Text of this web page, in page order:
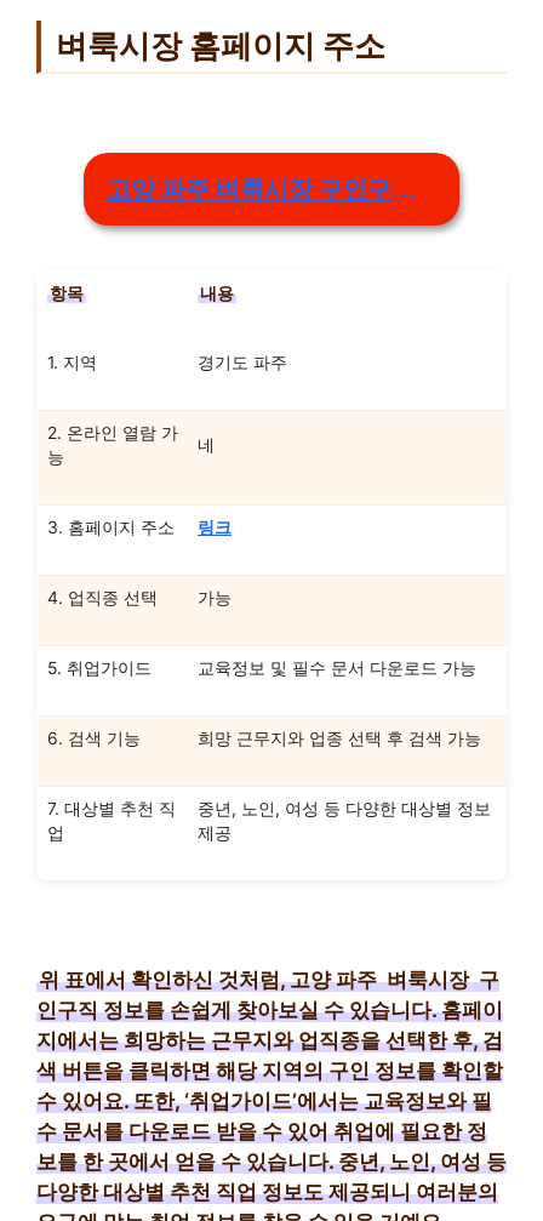
벼룩시장 홈페이지 주소
고양 파주 벼룩시장 구인구직 링크
항목 내용
1. 지역 경기도 파주
2. 온라인 열람 가
능
네
3. 홈페이지 주소 링크
4. 업직종 선택 가능
5. 취업가이드 교육정보 및 필수 문서 다운로드 가능
6. 검색 기능 희망 근무지와 업종 선택 후 검색 가능
7. 대상별 추천 직
업
중년, 노인, 여성 등 다양한 대상별 정보
제공
위 표에서 확인하신 것처럼, 고양 파주 벼룩시장 구
인구직 정보를 손쉽게 찾아보실 수 있습니다. 홈페이
지에서는 희망하는 근무지와 업직종을 선택한 후, 검
색 버튼을 클릭하면 해당 지역의 구인 정보를 확인할
수 있어요. 또한, ‘취업가이드’에서는 교육정보와 필
수 문서를 다운로드 받을 수 있어 취업에 필요한 정
보를 한 곳에서 얻을 수 있습니다. 중년, 노인, 여성 등
다양한 대상별 추천 직업 정보도 제공되니 여러분의